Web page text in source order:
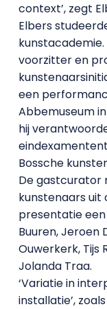
context’, zegt
Elbers
voorzitter en
een
Abbemuseum
hij
Bossche
De gastcurator
kunstenaars uit
presentatie
Buuren, Jeroen
Ouwerkerk, Tijs
Jolanda Traa.
‘Variatie in
installatie’,